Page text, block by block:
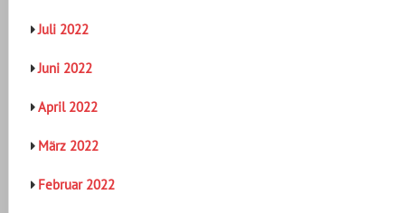
Juli 2022
Juni 2022
April 2022
März 2022
Februar 2022